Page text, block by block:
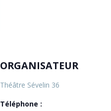
ORGANISATEUR
Théâtre Sévelin 36
Téléphone :